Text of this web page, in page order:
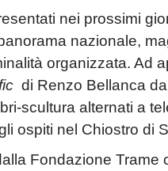
nei prossimi
nazionale,
organizzata. Ad
di Renzo Bellanca dal
scultura alternati a
ospiti nel Chiostro di
Fondazione Trame